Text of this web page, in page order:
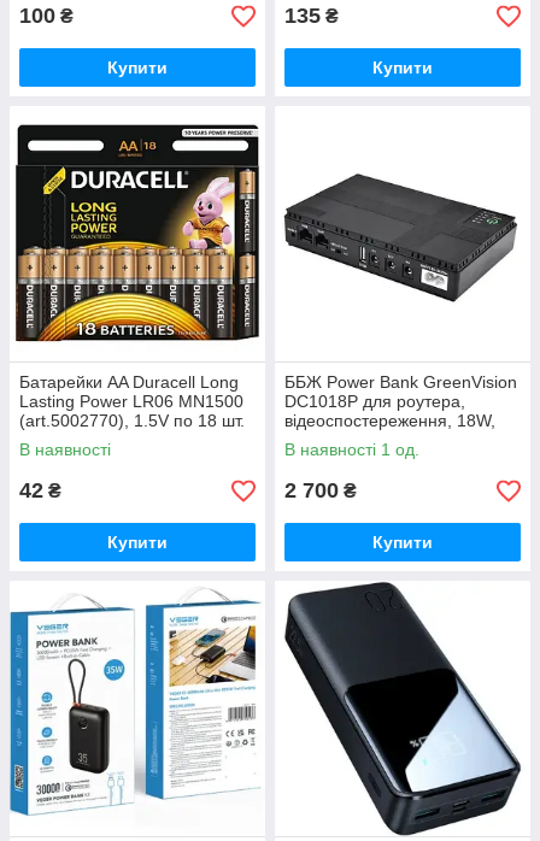
100 ₴
Купити
135 ₴
Купити
Батарейки AA Duracell Long
Lasting Power LR06 MN1500
(art.5002770), 1.5V по 18 шт.
в упаковці
В наявності
42 ₴
Купити
ББЖ Power Bank GreenVision
DC1018P для роутера,
відеоспостереження, 18W,
10400mAh, 5V/9V/12V
В наявності 1 од.
2 700 ₴
Купити